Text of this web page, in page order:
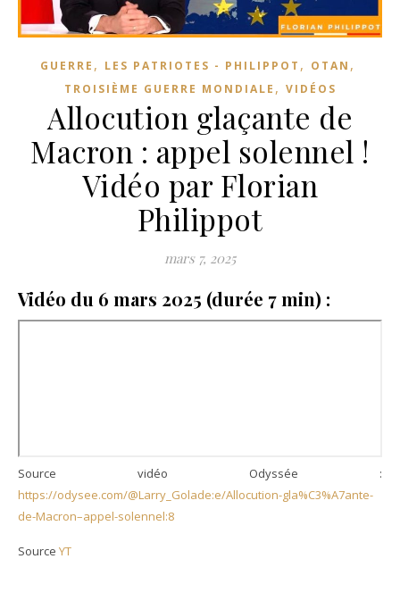
GUERRE , LES PATRIOTES - PHILIPPOT , OTAN ,
TROISIÈME GUERRE MONDIALE , VIDÉOS
Allocution glaçante de
Macron : appel solennel !
Vidéo par Florian
Philippot
mars 7, 2025
Vidéo du 6 mars 2025 (durée 7 min) :
Source vidéo Odyssée :
https://odysee.com/@Larry_Golade:e/Allocution-gla%C3%A7ante-
de-Macron–appel-solennel:8
Source YT